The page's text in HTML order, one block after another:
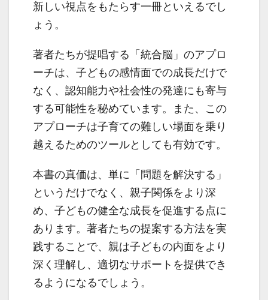
新しい視点をもたらす一冊といえるでし
ょう。
著者たちが提唱する「統合脳」のアプロ
ーチは、子どもの感情面での成長だけで
なく、認知能力や社会性の発達にも寄与
する可能性を秘めています。また、この
アプローチは子育ての難しい場面を乗り
越えるためのツールとしても有効です。
本書の真価は、単に「問題を解決する」
というだけでなく、親子関係をより深
め、子どもの健全な成長を促進する点に
あります。著者たちの提案する方法を実
践することで、親は子どもの内面をより
深く理解し、適切なサポートを提供でき
るようになるでしょう。